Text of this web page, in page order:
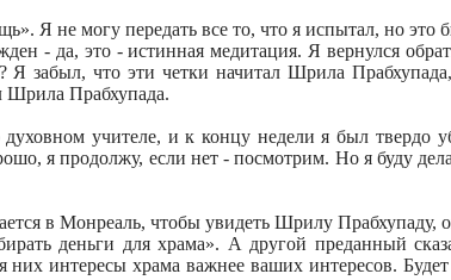
не могу передать все то, что я испытал, но это
- да, это - истинная медитация. Я вернулся
забыл, что эти четки начитал Шрила
Шрила Прабхупада.
учителе, и к концу недели я был твердо
я продолжу, если нет - посмотрим. Но я буду
в Монреаль, чтобы увидеть Шрилу Прабхупаду,
деньги для храма». А другой преданный
них интересы храма важнее ваших интересов.